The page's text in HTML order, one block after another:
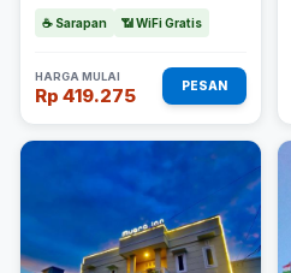
☕ Sarapan 📶 WiFi Gratis
HARGA MULAI
Rp 419.275 PESAN